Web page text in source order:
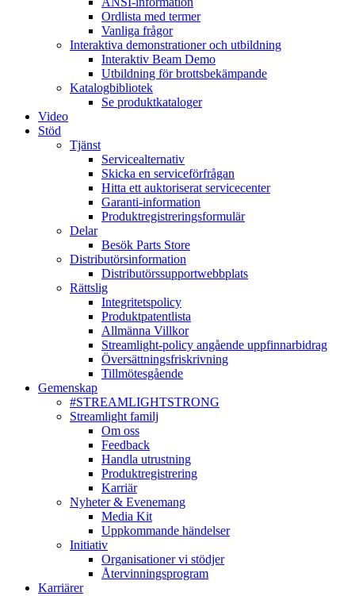
Ordlista med termer
Vanliga frågor
Interaktiva demonstrationer och utbildning
Interaktiv Beam Demo
Utbildning för brottsbekämpande
Katalogbibliotek
Se produktkataloger
Video
Stöd
Tjänst
Servicealternativ
Skicka en serviceförfrågan
Hitta ett auktoriserat servicecenter
Garanti-information
Produktregistreringsformulär
Delar
Besök Parts Store
Distributörsinformation
Distributörssupportwebbplats
Rättslig
Integritetspolicy
Produktpatentlista
Allmänna Villkor
Streamlight-policy angående uppfinnarbidrag
Översättningsfriskrivning
Tillmötesgående
Gemenskap
#STREAMLIGHTSTRONG
Streamlight familj
Om oss
Feedback
Handla utrustning
Produktregistrering
Karriär
Nyheter & Evenemang
Media Kit
Uppkommande händelser
Initiativ
Organisationer vi stödjer
Återvinningsprogram
Karriärer